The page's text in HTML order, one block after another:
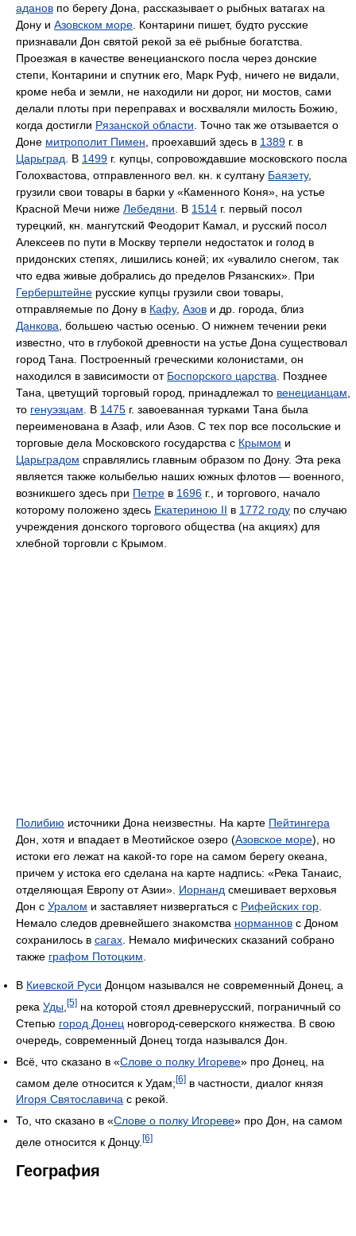
аданов по берегу Дона, рассказывает о рыбных ватагах на
Дону и Азовском море . Контарини пишет, будто русские
признавали Дон святой рекой за её рыбные богатства.
Проезжая в качестве венецианского посла через донские
степи, Контарини и спутник его, Марк Руф, ничего не видали,
кроме неба и земли, не находили ни дорог, ни мостов, сами
делали плоты при переправах и восхваляли милость Божию,
когда достигли Рязанской области . Точно так же отзывается о
Доне митрополит Пимен , проехавший здесь в 1389 г. в
Царьград . В 1499 г. купцы, сопровождавшие московского посла
Голохвастова, отправленного вел. кн. к султану Баязету,
грузили свои товары в барки у «Каменного Коня», на устье
Красной Мечи ниже Лебедяни . В 1514 г. первый посол
турецкий, кн. мангутский Феодорит Камал, и русский посол
Алексеев по пути в Москву терпели недостаток и голод в
придонских степях, лишились коней; их «увалило снегом, так
что едва живые добрались до пределов Рязанских». При
Герберштейне русские купцы грузили свои товары,
отправляемые по Дону в Кафу, Азов и др. города, близ
Данкова , большею частью осенью. О нижнем течении реки
известно, что в глубокой древности на устье Дона существовал
город Тана. Построенный греческими колонистами, он
находился в зависимости от Боспорского царства . Позднее
Тана, цветущий торговый город, принадлежал то венецианцам
то генуэзцам . В 1475 г. завоеванная турками Тана была
переименована в Азаф, или Азов. С тех пор все посольские и
торговые дела Московского государства с Крымом и
Царьградом справлялись главным образом по Дону. Эта река
является также колыбелью наших южных флотов — военного,
возникшего здесь при Петре в 1696 г., и торгового, начало
которому положено здесь Екатериною II в 1772 году по случаю
учреждения донского торгового общества (на акциях) для
хлебной торговли с Крымом.
Полибию источники Дона неизвестны. На карте Пейтингера
Дон, хотя и впадает в Меотийское озеро (Азовское море), но
истоки его лежат на какой-то горе на самом берегу океана,
причем у истока его сделана на карте надпись: «Река Танаис,
отделяющая Европу от Азии». Иорнанд смешивает верховья
Дон с Уралом и заставляет низвергаться с Рифейских гор
Немало следов древнейшего знакомства норманнов с Доном
сохранилось в сагах . Немало мифических сказаний собрано
также графом Потоцким
В Киевской Руси Донцом назывался не современный Донец, а
река Уды [5] на которой стоял древнерусский, пограничный со
Степью город Донец новгород-северского княжества. В свою
очередь, современный Донец тогда назывался Дон.
Всё, что сказано в «Слове о полку Игореве» про Донец, на
самом деле относится к Удам;[6] в частности, диалог князя
Игоря Святославича с рекой.
То, что сказано в «Слове о полку Игореве» про Дон, на самом
деле относится к Донцу. [6]
География